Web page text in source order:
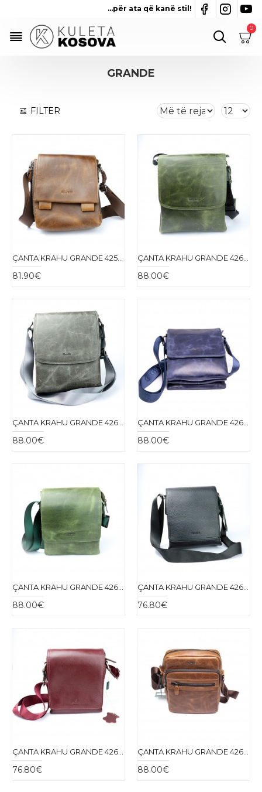
...për ata që kanë stil!
0
GRANDE
FILTER
81.90€
ÇANTA KRAHU GRANDE 4261-61
88.00€
88.00€
ÇANTA KRAHU GRANDE 4262-38
88.00€
88.00€
ÇANTA KRAHU GRANDE 4264-01
76.80€
76.80€
ÇANTA KRAHU GRANDE 4268-25
88.00€